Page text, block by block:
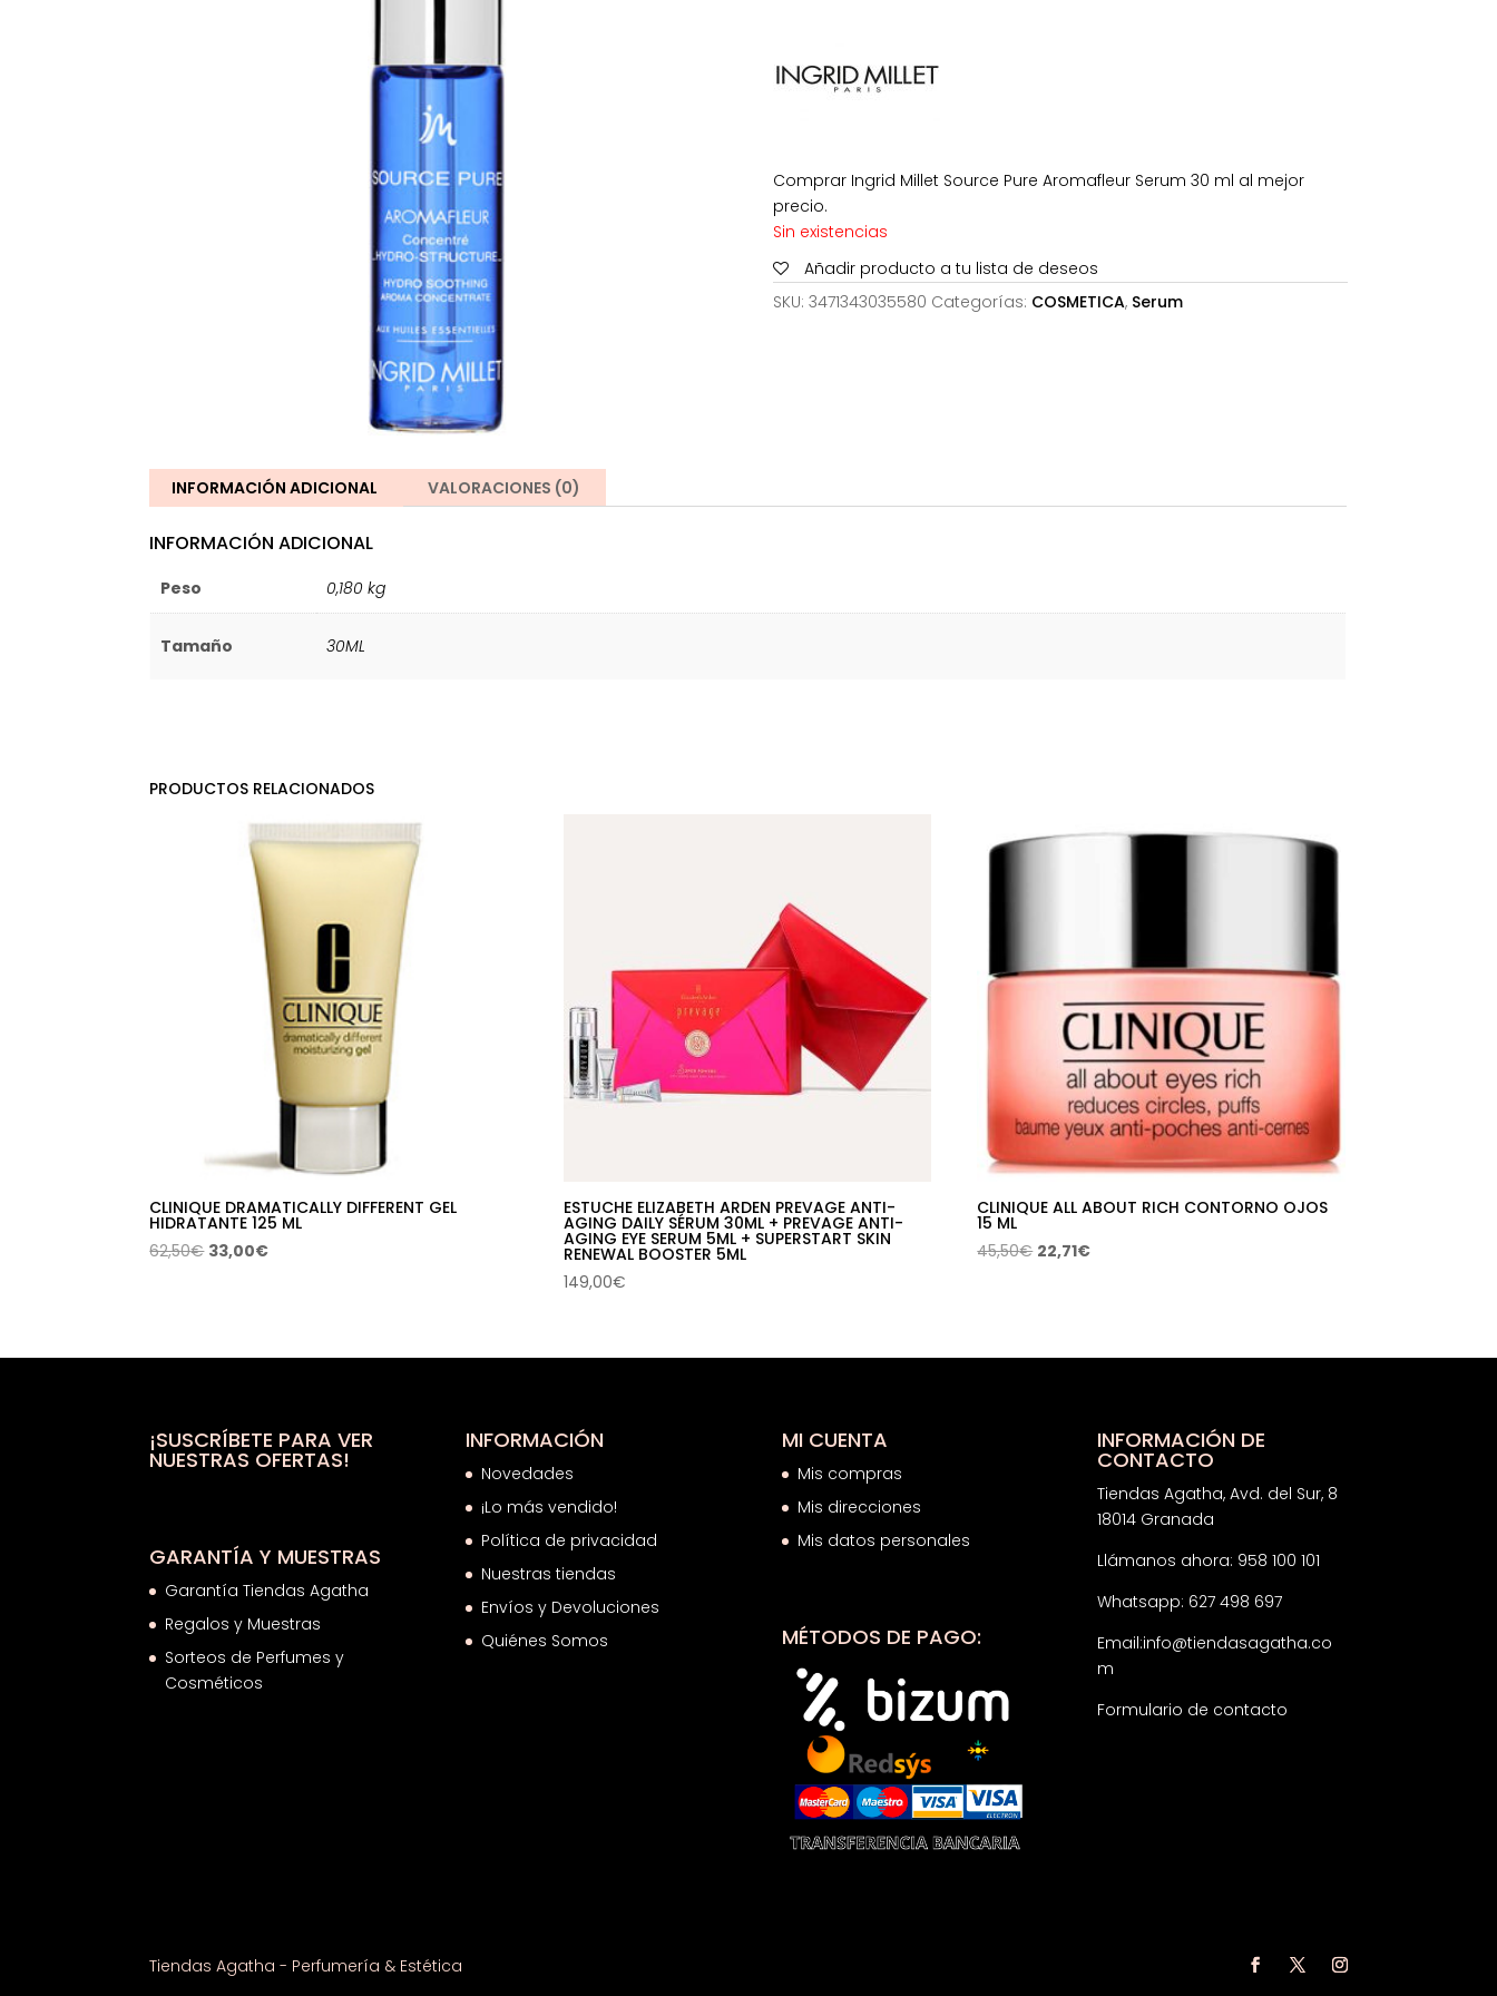
Comprar Ingrid Millet Source Pure Aromafleur Serum 30 ml al mejor
precio.
Sin existencias
Añadir producto a tu lista de deseos
SKU: 3471343035580 Categorías: COSMETICA, Serum
INFORMACIÓN ADICIONAL VALORACIONES (0)
INFORMACIÓN ADICIONAL
Peso 0,180 kg
Tamaño 30ML
PRODUCTOS RELACIONADOS
CLINIQUE DRAMATICALLY DIFFERENT GEL
HIDRATANTE 125 ML
62,50€ El
62,50€.
33,00€El
33,00€.
ESTUCHE ELIZABETH ARDEN PREVAGE ANTI-
AGING DAILY SÉRUM 30ML + PREVAGE ANTI-
AGING EYE SERUM 5ML + SUPERSTART SKIN
RENEWAL BOOSTER 5ML
149,00€
CLINIQUE ALL ABOUT RICH CONTORNO OJOS
15 ML
45,50€ El
45,50€.
22,71€El
22,71€.
¡SUSCRÍBETE PARA VER
NUESTRAS OFERTAS!
GARANTÍA Y MUESTRAS
Garantía Tiendas Agatha
Regalos y Muestras
Sorteos de Perfumes y
Cosméticos
INFORMACIÓN
Novedades
¡Lo más vendido!
Política de privacidad
Nuestras tiendas
Envíos y Devoluciones
Quiénes Somos
MI CUENTA
Mis compras
Mis direcciones
Mis datos personales
MÉTODOS DE PAGO:
INFORMACIÓN DE
CONTACTO
Tiendas Agatha, Avd. del Sur, 8
18014 Granada
Llámanos ahora: 958 100 101
Whatsapp: 627 498 697
Email:info@tiendasagatha.co
m
Formulario de contacto
Tiendas Agatha - Perfumería & Estética